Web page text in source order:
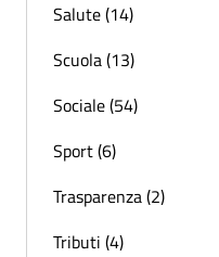
Salute (14)
Scuola (13)
Sociale (54)
Sport (6)
Trasparenza (2)
Tributi (4)